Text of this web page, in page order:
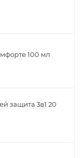
100 мл
защита 3в1 20